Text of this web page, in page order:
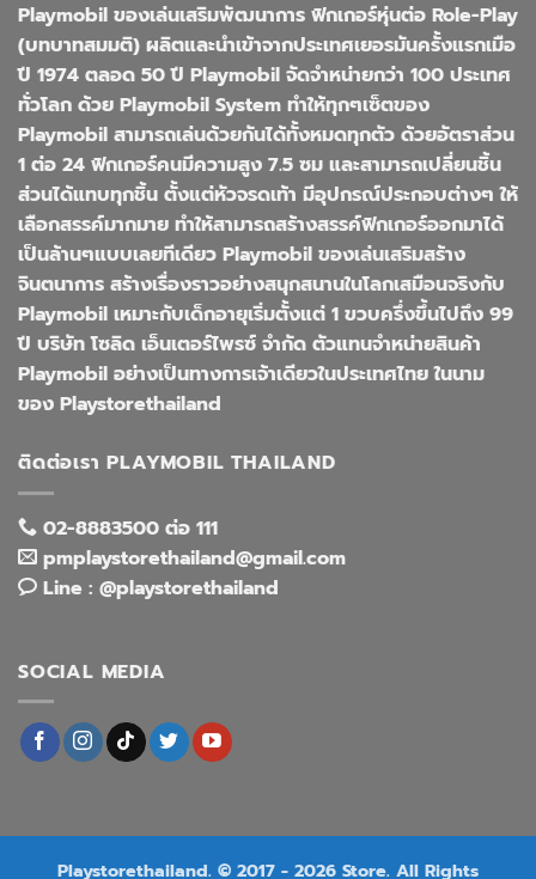
Playmobil ของเล่นเสริมพัฒนาการ ฟิกเกอร์หุ่นต่อ Role-Play
(บทบาทสมมติ) ผลิตและนำเข้าจากประเทศเยอรมันครั้งแรกเมือ
ปี 1974 ตลอด 50 ปี Playmobil จัดจำหน่ายกว่า 100 ประเทศ
ทั่วโลก ด้วย Playmobil System ทำให้ทุกๆเซ็ตของ
Playmobil สามารถเล่นด้วยกันได้ทั้งหมดทุกตัว ด้วยอัตราส่วน
1 ต่อ 24 ฟิกเกอร์คนมีความสูง 7.5 ซม และสามารถเปลี่ยนชิ้น
ส่วนได้แทบทุกชิ้น ตั้งแต่หัวจรดเท้า มีอุปกรณ์ประกอบต่างๆ ให้
เลือกสรรค์มากมาย ทำให้สามารถสร้างสรรค์ฟิกเกอร์ออกมาได้
เป็นล้านๆแบบเลยทีเดียว Playmobil ของเล่นเสริมสร้าง
จินตนาการ สร้างเรื่องราวอย่างสนุกสนานในโลกเสมือนจริงกับ
Playmobil เหมาะกับเด็กอายุเริ่มตั้งแต่ 1 ขวบครึ่งขึ้นไปถึง 99
ปี บริษัท โซลิด เอ็นเตอร์ไพรซ์ จำกัด ตัวแทนจำหน่ายสินค้า
Playmobil อย่างเป็นทางการเจ้าเดียวในประเทศไทย ในนาม
ของ Playstorethailand
ติดต่อเรา PLAYMOBIL THAILAND
02-8883500 ต่อ 111
pmplaystorethailand@gmail.com
Line : @playstorethailand
SOCIAL MEDIA
Playstorethailand. © 2017 - 2026 Store. All Rights